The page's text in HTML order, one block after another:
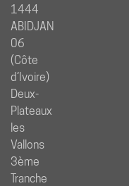
1444
ABIDJAN
06
(Côte
d’Ivoire)
Deux-
Plateaux
les
Vallons
3ème
Tranche